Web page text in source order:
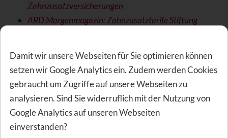
Zahnzusatzversicherungen
ARD Morgenmagazin: Zahnzusatztarife Stiftung
Vorsicht! Zahnzusatzversicherung mit
Leistungsausschluss
Finanzielle Vorteile durch
Damit wir unsere Webseiten für Sie optimieren können
setzen wir Google Analytics ein. Zudem werden Cookies
gebraucht um Zugriffe auf unsere Webseiten zu
analysieren. Sind Sie widerruflich mit der Nutzung von
Google Analytics auf unseren Webseiten
einverstanden?